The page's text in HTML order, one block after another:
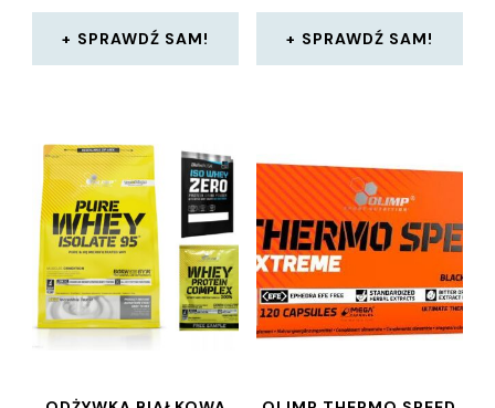
SPRAWDŹ SAM! SPRAWDŹ SAM!